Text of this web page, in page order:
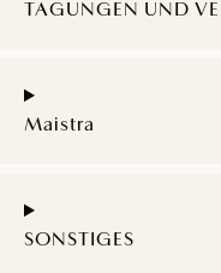
TAGUNGEN UND
Maistra
SONSTIGES